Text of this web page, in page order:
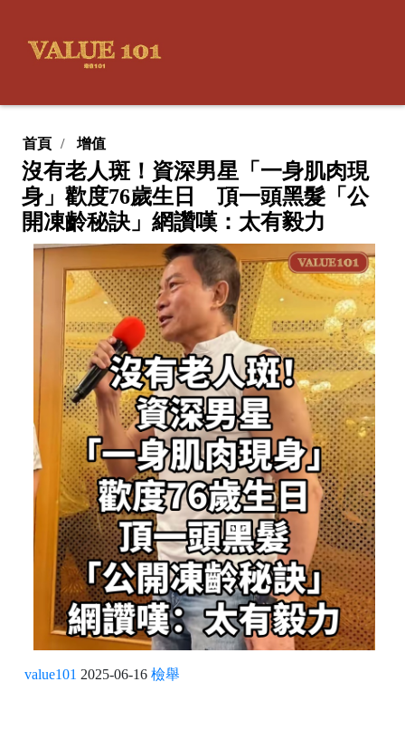
首頁 增值
沒有老人斑！資深男星「一身肌肉現
身」歡度76歲生日 頂一頭黑髮「公
開凍齡秘訣」網讚嘆：太有毅力
value101 2025-06-16 檢舉